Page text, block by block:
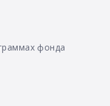
фонда